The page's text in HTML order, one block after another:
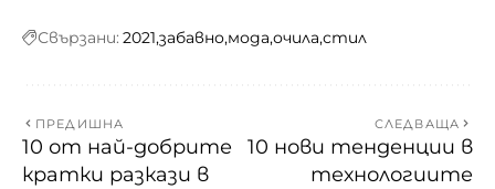
Свързани: 2021 забавно мода очила стил
ПРЕДИШНА
10 от най-добрите
кратки разкази в
СЛЕДВАЩА
10 нови тенденции в
технологиите